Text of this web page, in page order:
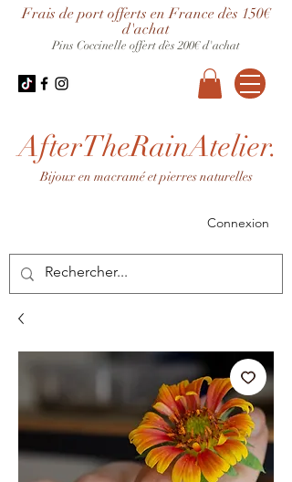
AfterTheRainAtelier.
Bijoux en macramé et pierres naturelles
Connexion
Frais de port offerts en France dès 150€
d'achat
Pins Coccinelle offert dès 200€ d'achat